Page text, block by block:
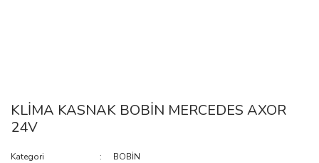
KLİMA KASNAK BOBİN MERCEDES AXOR
24V
Kategori
BOBİN